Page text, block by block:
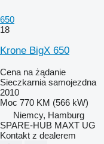
650
18
Krone BigX 650
Cena na żądanie
Sieczkarnia samojezdna
2010
Moc 770 KM (566 kW)
Niemcy, Hamburg
SPARE-HUB MAXT UG
Kontakt z dealerem